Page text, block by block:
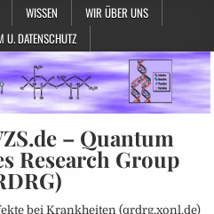
WISSEN
WIR ÜBER UNS
U. DATENSCHUTZ
– Quantum
Research Group
bei Krankheiten (qrdrg.xonl.de)